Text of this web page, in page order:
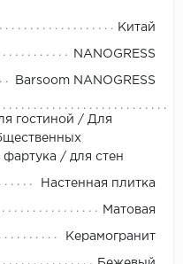
Китай
NANOGRESS
Barsoom NANOGRESS
гостиной / Для
/ для стен
Настенная плитка
Матовая
Керамогранит